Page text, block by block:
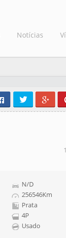
Notícias
N/D
256546Km
Prata
4P
Usado